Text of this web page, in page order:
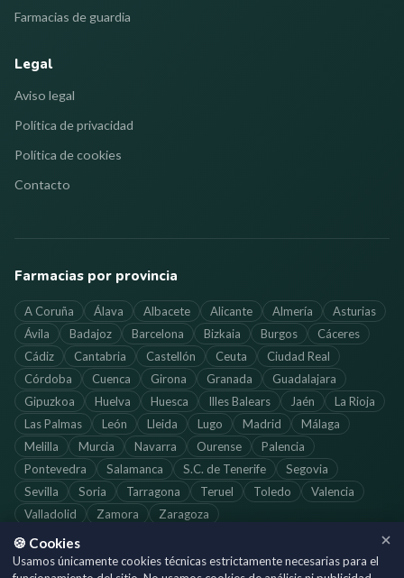
Farmacias de guardia
Legal
Aviso legal
Política de privacidad
Política de cookies
Contacto
Farmacias por provincia
A Coruña Álava Albacete Alicante Almería
Asturias
Ávila
Badajoz Barcelona Bizkaia Burgos
Cáceres
Cádiz
Cantabria Castellón Ceuta
Ciudad Real
Córdoba
Cuenca Girona Granada
Guadalajara
Gipuzkoa
Huelva Huesca Illes Balears Jaén
La Rioja
Las Palmas
León Lleida Lugo Madrid
Málaga
Melilla
Murcia Navarra Ourense
Palencia
Pontevedra
Salamanca S.C. de Tenerife
Segovia
Sevilla
Soria Tarragona Teruel Toledo
Valencia
Valladolid
Zamora Zaragoza
🍪 Cookies
Usamos únicamente cookies técnicas estrictamente necesarias para el